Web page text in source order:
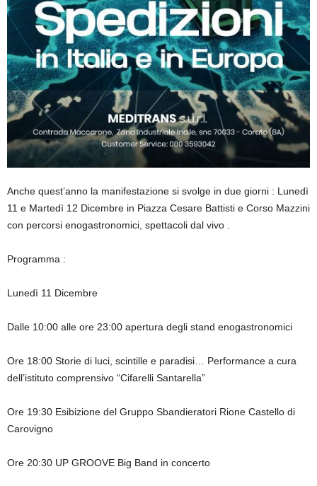
Anche quest’anno la manifestazione si svolge in due giorni : Lunedì
11 e Martedì 12 Dicembre in Piazza Cesare Battisti e Corso Mazzini
con percorsi enogastronomici, spettacoli dal vivo .
Programma :
Lunedì 11 Dicembre
Dalle 10:00 alle ore 23:00 apertura degli stand enogastronomici
Ore 18:00 Storie di luci, scintille e paradisi… Performance a cura
dell’istituto comprensivo “Cifarelli Santarella”
Ore 19:30 Esibizione del Gruppo Sbandieratori Rione Castello di
Carovigno
Ore 20:30 UP GROOVE Big Band in concerto